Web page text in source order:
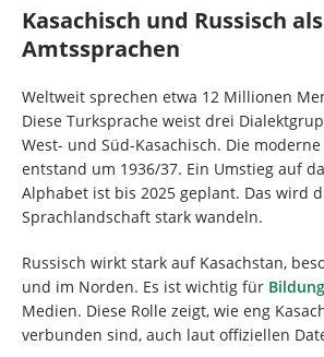
Kasachisch und Russisch als
Amtssprachen
Weltweit sprechen etwa 12 Millionen
Diese Turksprache weist drei
West- und Süd-Kasachisch. Die
entstand um 1936/37. Ein Umstieg auf
Alphabet ist bis 2025 geplant. Das wird
Sprachlandschaft stark wandeln.
Russisch wirkt stark auf Kasachstan,
und im Norden. Es ist wichtig für Bildung
Medien. Diese Rolle zeigt, wie eng
verbunden sind, auch laut offiziellen